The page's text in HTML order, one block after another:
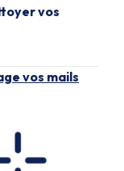
vos
vos mails